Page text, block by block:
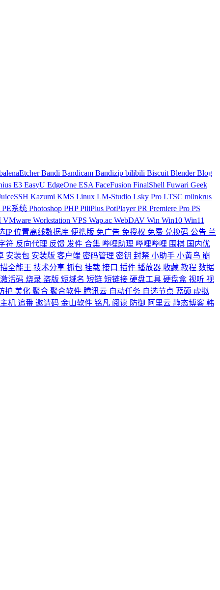
Bandi Bandicam Bandizip bilibili Biscuit BlenderBlog
E3 EasyU EdgeOne ESA FaceFusion FinalShell Fuwari Geek
Kazumi KMS Linux LM-Studio Lsky Pro LTSC m0nkrus
PE系统 Photoshop PHPPiliPlus PotPlayerPR Premiere Pro PS
VMware Workstation VPS Wap.ac WebDAV Win Win10 Win11
IP位置离线数据库 便携版 免广告 免授权 免费 兑换码 公告 兰
符 反向代理 反馈 发件 合集 哔哩助理 哔哩哔哩 围棋 国内优
安装包 安装版 客户端 密码管理 密钥 封禁 小助手 小黄鸟 崩
全能王 技术分享 抓包 挂载 接口 插件 播放器 收藏 教程 数据
激活码 烧录 盗版 短域名 短链 短链接 硬盘工具 硬盘盒 视听 视
护 美化 聚合 聚合软件 腾讯云 自动任务 自选节点 蓝硕 虚拟
机 追番 邀请码 金山软件 铭凡 阅读 防御 阿里云 静态博客 韩